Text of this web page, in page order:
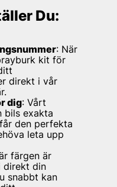
Du:
: När
kit för
direkt i vår
dig: Vårt
bils exakta
den perfekta
leta upp
färgen är
direkt din
snabbt kan